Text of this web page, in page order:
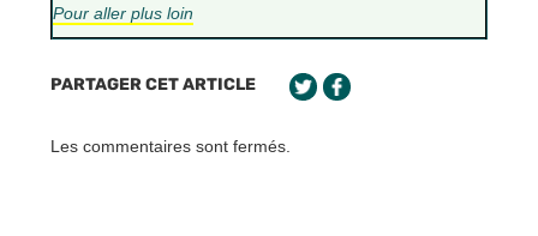
Pour aller plus loin
PARTAGER CET ARTICLE
Les commentaires sont fermés.